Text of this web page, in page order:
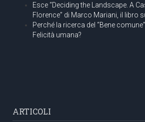
Esce “Deciding the Landscape. A
Florence” di Marco Mariani, il libro
Perché la ricerca del “Bene
Felicità umana?
ARTICOLI